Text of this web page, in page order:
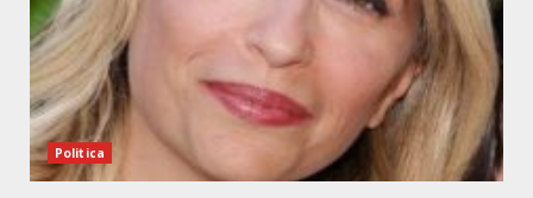
Politica